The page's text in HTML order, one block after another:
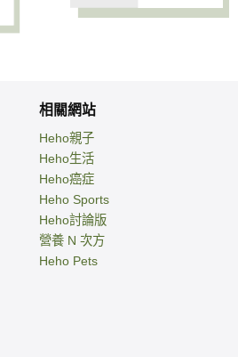
相關網站
Heho親子
Heho生活
Heho癌症
Heho Sports
Heho討論版
營養 N 次方
Heho Pets